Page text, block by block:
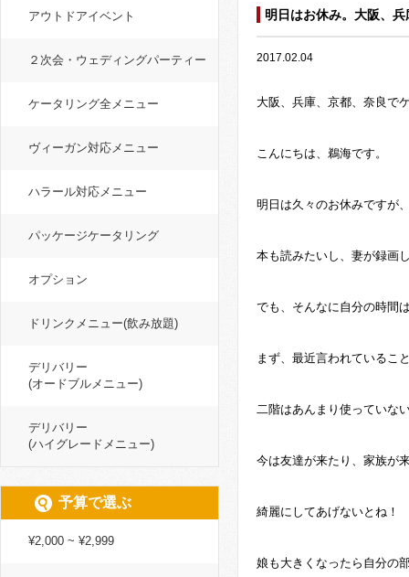
明日はお休み。大阪、
2017.02.04
大阪、兵庫、京都、奈良で
こんにちは、鵜海です。
明日は久々のお休みですが
本も読みたいし、妻が録画
でも、そんなに自分の時間
まず、最近言われているこ
二階はあんまり使っていな
今は友達が来たり、家族が
綺麗にしてあげないとね！
娘も大きくなったら自分の
アウトドアイベント
２次会・ウェディングパーティー
ケータリング全メニュー
ヴィーガン対応メニュー
ハラール対応メニュー
パッケージケータリング
オプション
ドリンクメニュー(飲み放題)
デリバリー
(オードブルメニュー)
デリバリー
(ハイグレードメニュー)
予算で選ぶ
¥2,000 ~ ¥2,999